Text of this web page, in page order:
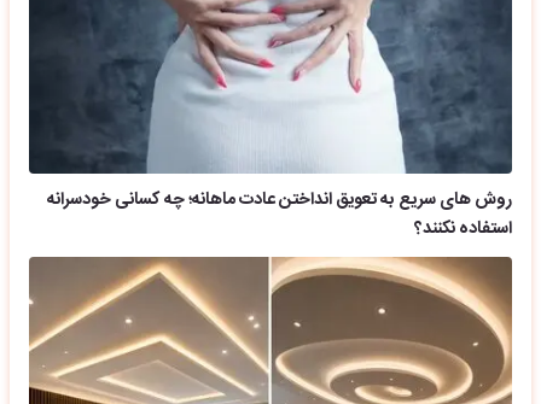
روش های سریع به تعویق انداختن عادت ماهانه؛ چه کسانی خودسرانه
استفاده نکنند؟